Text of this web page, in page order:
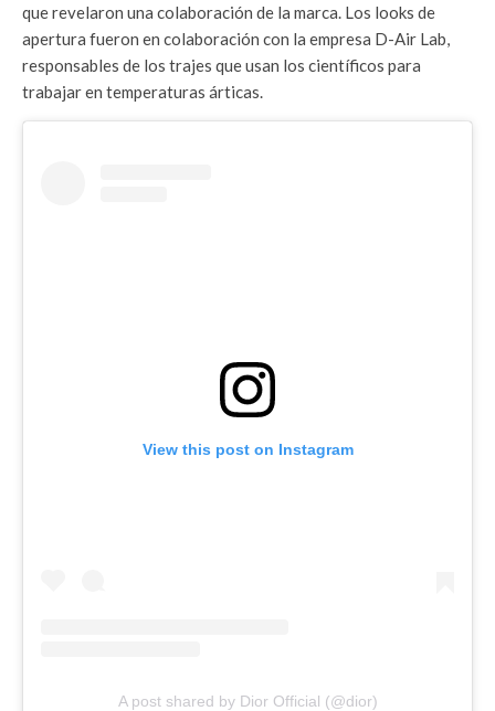
que revelaron una colaboración de la marca. Los looks de
apertura fueron en colaboración con la empresa D-Air Lab,
responsables de los trajes que usan los científicos para
trabajar en temperaturas árticas.
View this post on Instagram
A post shared by Dior Official (@dior)